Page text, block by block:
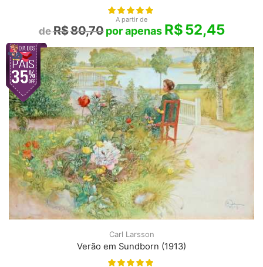
A partir de
R$80,70 R$52,45
Carl Larsson
Verão em Sundborn (1913)